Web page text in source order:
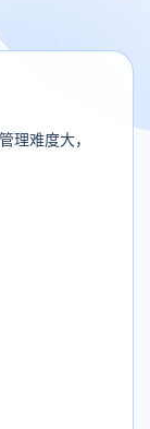
理难度大，